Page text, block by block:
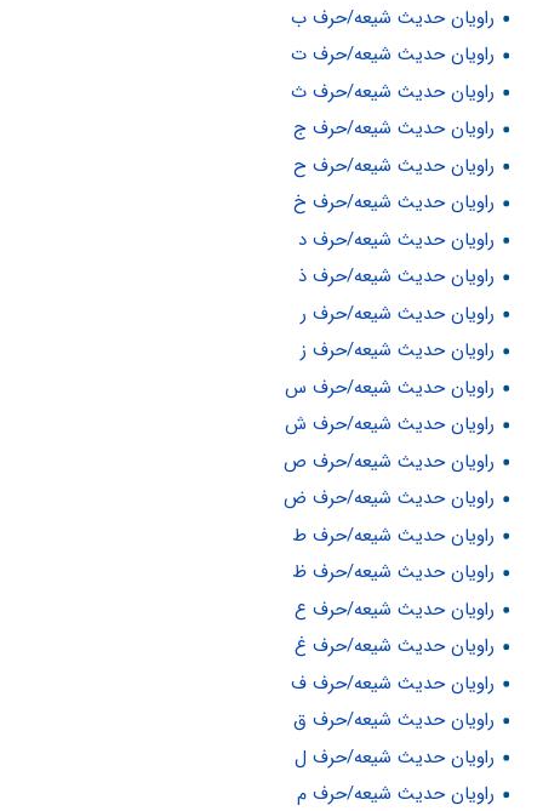
راویان حدیث شیعه/حرف ب
راویان حدیث شیعه/حرف ت
راویان حدیث شیعه/حرف ث
راویان حدیث شیعه/حرف ج
راویان حدیث شیعه/حرف ح
راویان حدیث شیعه/حرف خ
راویان حدیث شیعه/حرف د
راویان حدیث شیعه/حرف ذ
راویان حدیث شیعه/حرف ر
راویان حدیث شیعه/حرف ز
راویان حدیث شیعه/حرف س
راویان حدیث شیعه/حرف ش
راویان حدیث شیعه/حرف ص
راویان حدیث شیعه/حرف ض
راویان حدیث شیعه/حرف ط
راویان حدیث شیعه/حرف ظ
راویان حدیث شیعه/حرف ع
راویان حدیث شیعه/حرف غ
راویان حدیث شیعه/حرف ف
راویان حدیث شیعه/حرف ق
راویان حدیث شیعه/حرف ل
راویان حدیث شیعه/حرف م